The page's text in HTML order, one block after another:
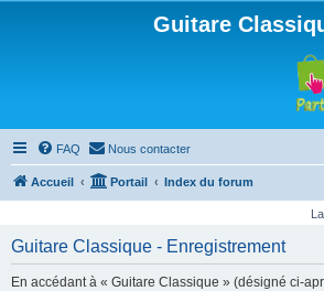
Guitare
FAQ Nous contacter
Accueil Portail Index du forum
Guitare Classique - Enregistrement
En accédant à « Guitare Classique » (désigné ci-